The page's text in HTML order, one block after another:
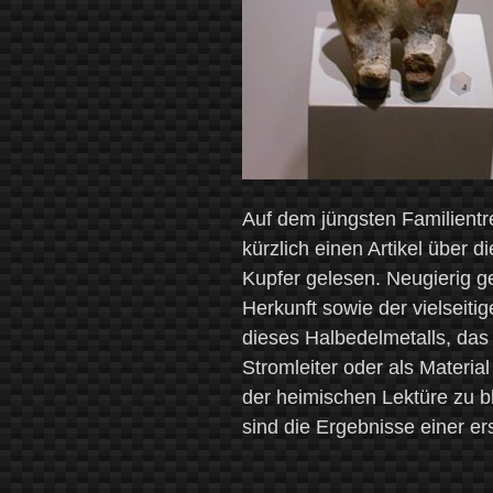
Auf dem jüngsten
kürzlich einen Artikel über
Kupfer gelesen. Neugierig
Herkunft sowie der
dieses Halbedelmetalls,
Stromleiter oder als
der heimischen Lektüre zu
sind die Ergebnisse einer